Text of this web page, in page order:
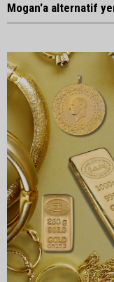
Mogan'a alternatif